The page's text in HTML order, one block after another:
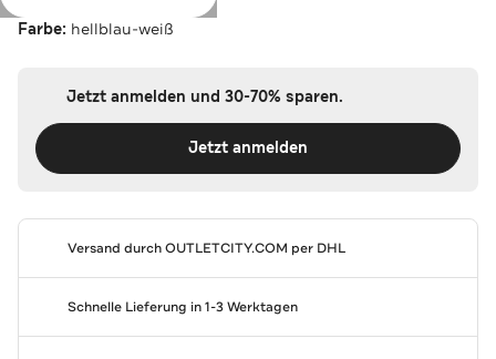
Farbe: hellblau-weiß
Jetzt anmelden und 30-70% sparen.
Jetzt anmelden
Versand durchOUTLETCITY.COM per DHL
Schnelle Lieferung in 1-3 Werktagen